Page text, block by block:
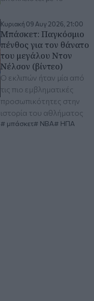
Κυριακή 09 Αυγ 2026, 21:00
Μπάσκετ: Παγκόσμιο
πένθος για τον θάνατο
του μεγάλου Ντον
Νέλσον (βίντεο)
Ο εκλιπών ήταν μία από
τις πιο εμβληματικές
προσωπικότητες στην
ιστορία του αθλήματος
μπάσκετ ΝΒΑ ΗΠΑ